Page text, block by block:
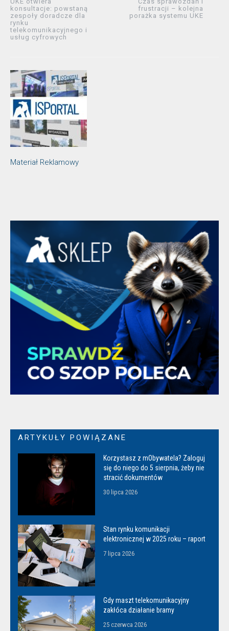
konsultacje: powstaną
zespoły doradcze dla
rynku
telekomunikacyjnego i
usług cyfrowych
frustracji – kolejna
porażka systemu UKE
Materiał Reklamowy
ARTYKUŁY POWIĄZANE
Korzystasz z mObywatela? Zaloguj
się do niego do 5 sierpnia, żeby nie
stracić dokumentów
30 lipca 2026
Stan rynku komunikacji
elektronicznej w 2025 roku – raport
7 lipca 2026
Gdy maszt telekomunikacyjny
zakłóca działanie bramy
25 czerwca 2026